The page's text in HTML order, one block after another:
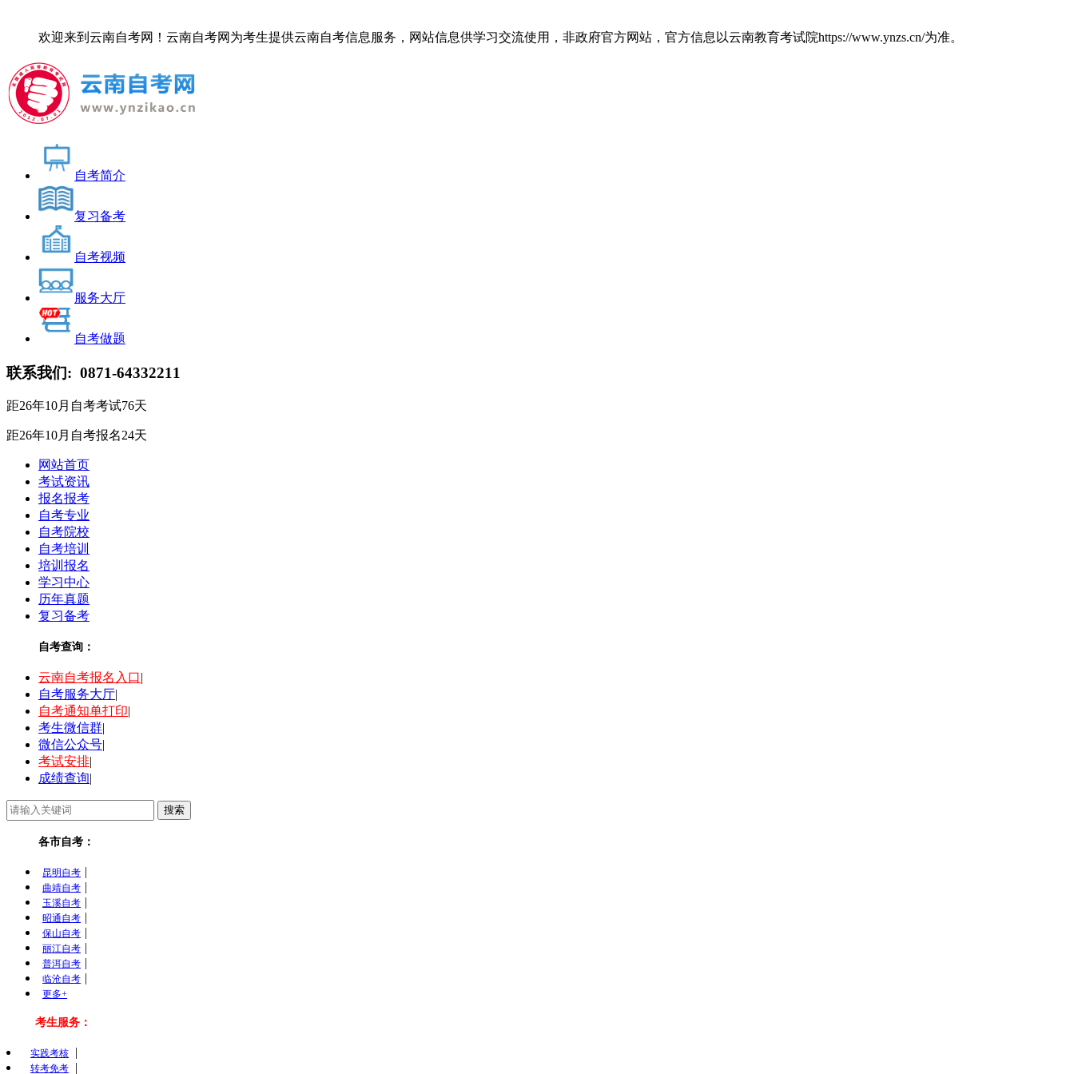
欢迎来到云南自考网！云南自考网为考生提供云南自考信息服务，网站信息供学习交流使用，非政府官方网站，官方信息以云南教育考试院https://www.ynzs.cn/为准。
自考简介
复习备考
自考视频
服务大厅
自考做题
联系我们: 0871-64332211
距26年10月自考考试76天
距26年10月自考报名24天
网站首页
考试资讯
报名报考
自考专业
自考院校
自考培训
培训报名
学习中心
历年真题
复习备考
自考查询：
云南自考报名入口|
自考服务大厅|
自考通知单打印|
考生微信群|
微信公众号|
考试安排|
成绩查询|
各市自考：
昆明自考 |
曲靖自考 |
玉溪自考 |
昭通自考 |
保山自考 |
丽江自考 |
普洱自考 |
临沧自考 |
更多+
考生服务：
实践考核 |
转考免考
|